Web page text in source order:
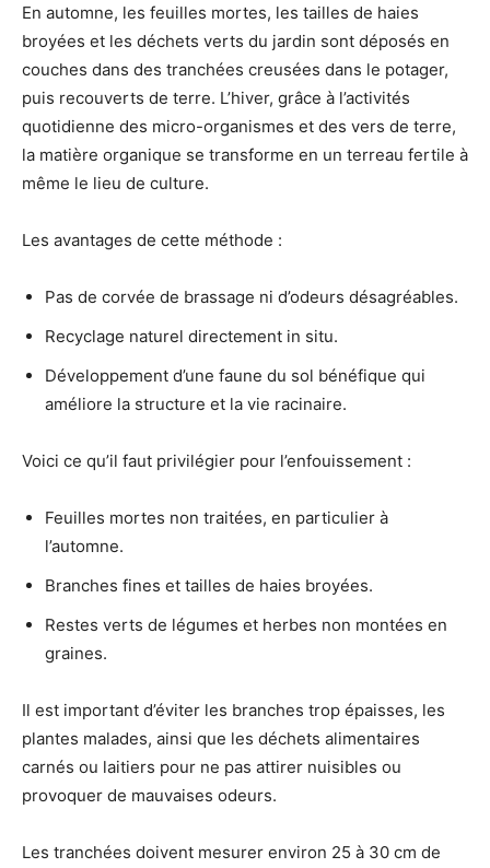
En automne, les feuilles mortes, les tailles de haies
broyées et les déchets verts du jardin sont déposés en
couches dans des tranchées creusées dans le potager,
puis recouverts de terre. L’hiver, grâce à l’activités
quotidienne des micro-organismes et des vers de terre,
la matière organique se transforme en un terreau fertile à
même le lieu de culture.
Les avantages de cette méthode :
Pas de corvée de brassage ni d’odeurs désagréables.
Recyclage naturel directement in situ.
Développement d’une faune du sol bénéfique qui
améliore la structure et la vie racinaire.
Voici ce qu’il faut privilégier pour l’enfouissement :
Feuilles mortes non traitées, en particulier à
l’automne.
Branches fines et tailles de haies broyées.
Restes verts de légumes et herbes non montées en
graines.
Il est important d’éviter les branches trop épaisses, les
plantes malades, ainsi que les déchets alimentaires
carnés ou laitiers pour ne pas attirer nuisibles ou
provoquer de mauvaises odeurs.
Les tranchées doivent mesurer environ 25 à 30 cm de